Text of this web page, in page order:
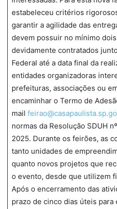
estabeleceu critérios
garantir a agilidade das
devem possuir no mínimo
devidamente contratados
Federal até a data final da
entidades organizadoras
prefeituras, associações ou
encaminhar o Termo de
mail
normas da Resolução SDUH
2025. Durante os feirões, as
tanto unidades de
quanto novos projetos que
o evento, desde que utilizem
Após o encerramento das
prazo de cinco dias úteis para